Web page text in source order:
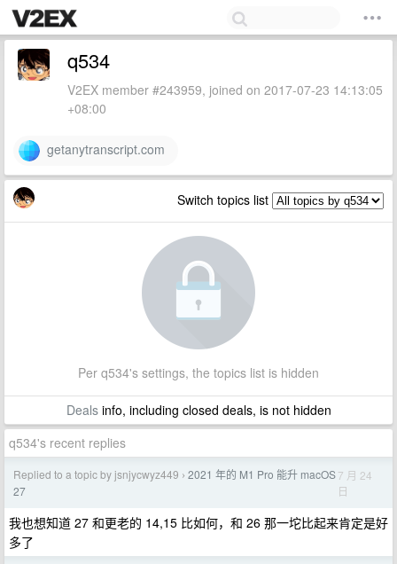
q534
V2EX member #243959, joined on 2017-07-23 14:13:05
+08:00
getanytranscript.com
Switch topics list
Per q534's settings, the topics list is hidden
Dealsinfo, including closed deals, is not hidden
q534's recent replies
Replied to a topic by jsnjycwyz449 › 2021 年的 M1 Pro 能升 macOS
27
7 月 24
日
我也想知道 27 和更老的 14,15 比如何，和 26 那一坨比起来肯定是好
多了